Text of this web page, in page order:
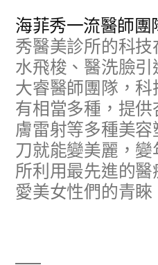
海菲秀一流醫師團
秀醫美診所的科技
水飛梭、醫洗臉
大睿醫師團隊，
有相當多種，提
膚雷射等多種美
刀就能變美麗，
所利用最先進的
愛美女性們的青睞